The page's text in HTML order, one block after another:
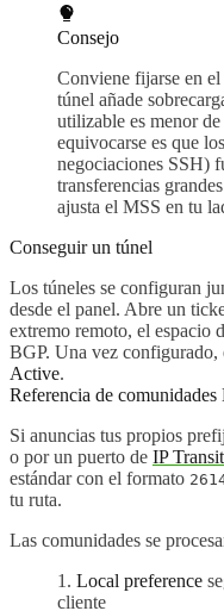
Consejo
Conviene fijarse en el
túnel añade
utilizable es menor
equivocarse es que
negociaciones SSH)
transferencias
ajusta el MSS en tu
Conseguir un túnel
Los túneles se configuran
desde el panel. Abre un
extremo remoto, el espacio
BGP. Una vez configurado,
Active.
Referencia de comunidades
Si anuncias tus propios
o por un puerto de IP Transit
estándar con el formato
tu ruta.
Las comunidades se
Local preference
cliente